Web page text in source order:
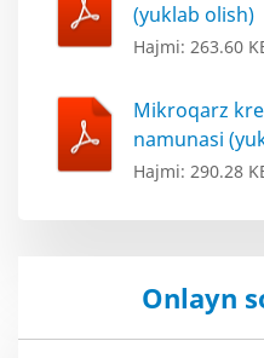
(yuklab olish)
Hajmi: 263.60
Mikroqarz
namunasi
Hajmi: 290.28
Onlayn